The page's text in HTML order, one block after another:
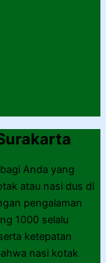
Anda yang
atau nasi dus di
pengalaman
1000 selalu
ketepatan
nasi kotak